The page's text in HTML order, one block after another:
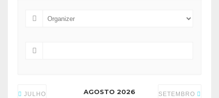
JULHO AGOSTO 2026 SETEMBRO